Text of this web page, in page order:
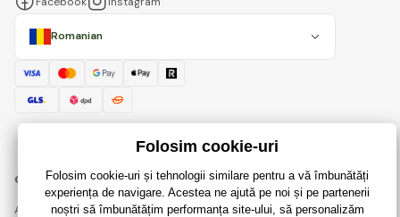
Romanian
© 2018 - 2026 RaiJucării.ro, Toate drepturile rezervate
Această pagină este protejată prin reCAPTCHA și se aplică